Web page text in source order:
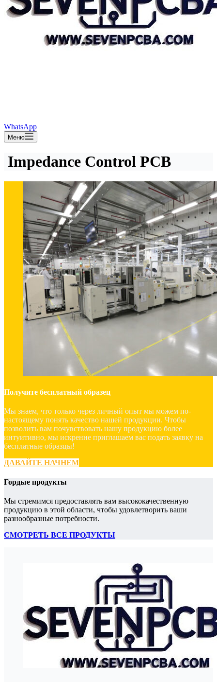
WhatsApp
Меню
Impedance Control PCB
Получите бесплатный образец
Мы знаем, что только через личный опыт мы можем по-
настоящему понять качество нашей продукции. Чтобы
позволить вам почувствовать нашу продукцию более
интуитивно, мы искренне приглашаем вас подать заявку на
бесплатные образцы!
ДАВАЙТЕ НАЧНЕМ
Гордые продукты
Мы стремимся предоставлять вам высококачественную
продукцию в этой области, чтобы удовлетворить ваши
разнообразные потребности.
СМОТРЕТЬ ВСЕ ПРОДУКТЫ